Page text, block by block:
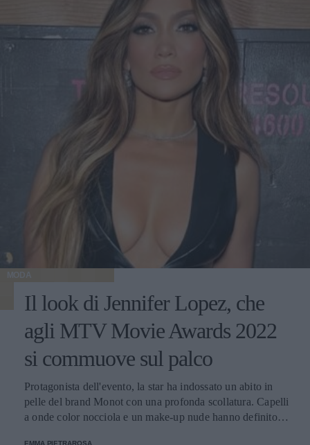
MODA
Il look di Jennifer Lopez, che
agli MTV Movie Awards 2022
si commuove sul palco
Protagonista dell'evento, la star ha indossato un abito in
pelle del brand Monot con una profonda scollatura. Capelli
a onde color nocciola e un make-up nude hanno definito il
EMMA PIETRAROSA